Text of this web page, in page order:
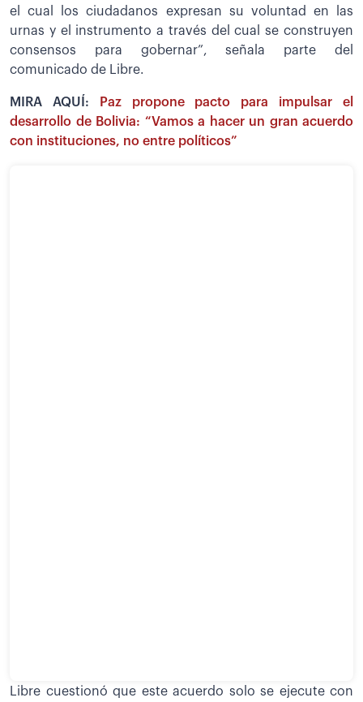
el cual los ciudadanos expresan su voluntad en las
urnas y el instrumento a través del cual se construyen
consensos para gobernar”, señala parte del
comunicado de Libre.
MIRA AQUÍ:
Paz propone pacto para impulsar el
desarrollo de Bolivia: “Vamos a hacer un gran acuerdo
con instituciones, no entre políticos”
Libre cuestionó que este acuerdo solo se ejecute con